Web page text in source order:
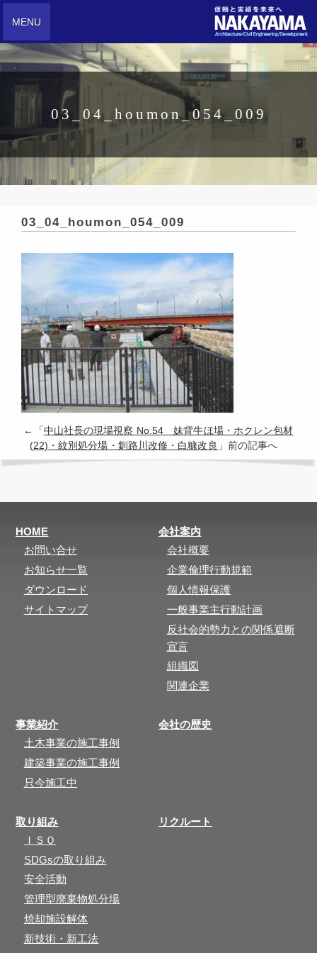
MENU
03_04_houmon_054_009
03_04_houmon_054_009
←「 中山社長の現場視察 No.54 妹背牛ほ場・ホクレン包材
(22)・紋別処分場・釧路川改修・白糠改良 」前の記事へ
HOME
お問い合せ
お知らせ一覧
ダウンロード
サイトマップ
会社案内
会社概要
企業倫理行動規範
個人情報保護
一般事業主行動計画
反社会的勢力との関係遮断
宣言
組織図
関連企業
事業紹介
土木事業の施工事例
建築事業の施工事例
只今施工中
会社の歴史
取り組み
ＩＳＯ
SDGsの取り組み
安全活動
管理型廃棄物処分場
焼却施設解体
新技術・新工法
リクルート